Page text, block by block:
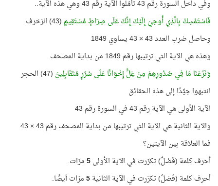
وفي داخل السورة رقم 43 تأمّلوا الآية رقم 43 وهي هذه الآية..
فَاسْتَمْسِكْ بِالَّذِي أُوحِيَ إِلَيْكَ إِنَّكَ عَلَى صِرَاطٍ مُسْتَقِيمٍ (43) الزخرف
وحاصل ضرب العدد 43 × 43 يساوي 1849
وهذه هي الآية التي ترتيبها رقم 1849 من بداية المصحف..
وَنَزَعْنَا مَا فِي صُدُورِهِمْ مِنْ غِلٍّ إِخْوَانًا عَلَى سُرُرٍ مُتَقَابِلِينَ (47) الحجر
انتبهوا جيِّدًا إلى هذه الحقائق..
الآية الأولى هي الآية رقم 43 في السورة رقم 43
والآية الثانية هي الآية التي ترتيبها من بداية المصحف رقم 43 × 43
فما العلاقة بين الآيتين؟
أحرف كلمة (فَصْلٌ) تكرّرت في الآية الأولى5مرّات.
أحرف كلمة (فَصْلٌ) تكرّرت في الآية الثانية5مرّات أيضًا.